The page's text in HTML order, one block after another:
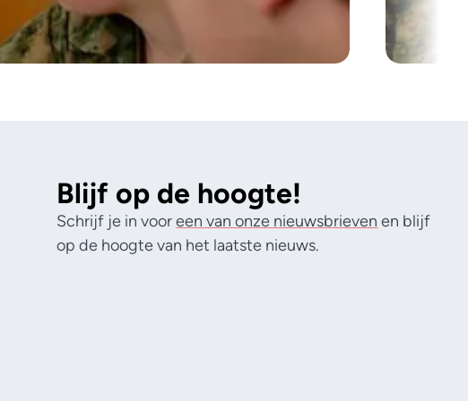
Blijf op de hoogte!
Schrijf je in vooreen van onze nieuwsbrieven en blijf
op de hoogte van het laatste nieuws.